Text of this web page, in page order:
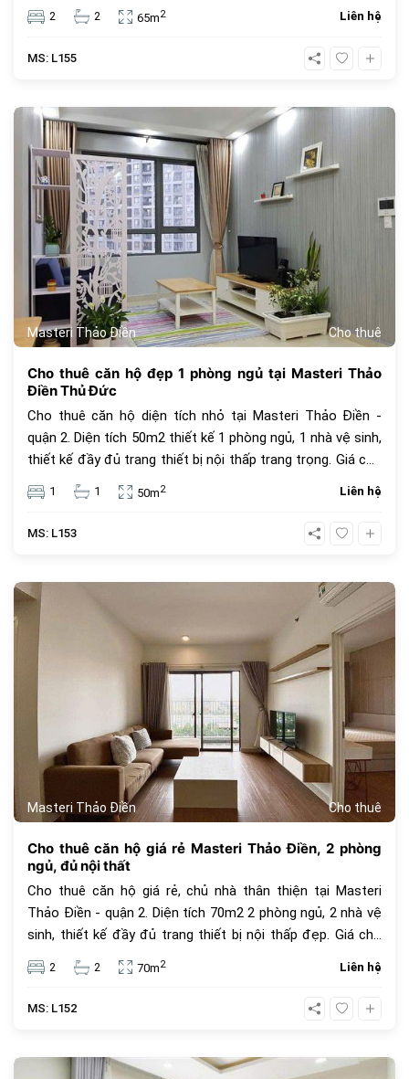
thuê 20 triệu VNĐ, giá thuê chưa bao gồm phí quản lý căn
hộ, thuế VAT và các tiện ích khác.
2 2 65m2 Liên hệ
MS: L155
Masteri Thảo Điền Cho thuê
Cho thuê căn hộ đẹp 1 phòng ngủ tại Masteri Thảo
Điền Thủ Đức
Cho thuê căn hộ diện tích nhỏ tại Masteri Thảo Điền -
quận 2. Diện tích 50m2 thiết kế 1 phòng ngủ, 1 nhà vệ sinh,
thiết kế đầy đủ trang thiết bị nội thấp trang trọng. Giá cho
thuê 15,5 triệu VNĐ, giá thuê chưa bao gồm phí quản lý
căn hộ, thuế VAT và các tiện ích khác.
1 1 50m2 Liên hệ
MS: L153
Masteri Thảo Điền Cho thuê
463
Cho thuê căn hộ giá rẻ Masteri Thảo Điền, 2 phòng
ngủ, đủ nội thất
Cho thuê căn hộ giá rẻ, chủ nhà thân thiện tại Masteri
Thảo Điền - quận 2. Diện tích 70m2 2 phòng ngủ, 2 nhà vệ
sinh, thiết kế đầy đủ trang thiết bị nội thấp đẹp. Giá cho
thuê 23 triệu VNĐ, giá thuê chưa bao gồm phí quản lý căn
hộ, thuế VAT và các tiện ích khác.
2 2 70m2 Liên hệ
MS: L152